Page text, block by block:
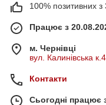
дерев'яні підноси на
модель, яка найераще
піднос для
піднос для зберігання
Дерев'яний піднос
Враховуйте розмір та
достатньо великим, щоб
100% позитивних з
Працює з
м. Чернівці
вул. Калинівська
Контакти
Сьогодні працює